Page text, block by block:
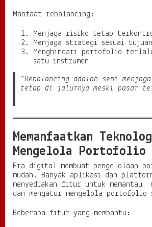
Manfaat rebalancing:
Menjaga risiko tetap
Menjaga strategi sesuai tujuan
Menghindari portofolio
satu instrumen
“Rebalancing adalah seni
tetap di jalurnya meski pasar
Memanfaatkan
Mengelola Portofolio
Era digital membuat pengelolaan
mudah. Banyak aplikasi dan
menyediakan fitur untuk memantau,
dan mengatur mengelola portofolio
Beberapa fitur yang membantu: